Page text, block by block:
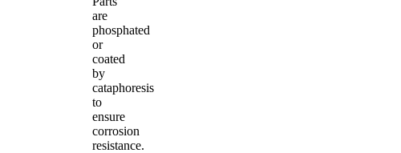
are
phosphated
or
coated
by
cataphoresis
to
ensure
corrosion
resistance.